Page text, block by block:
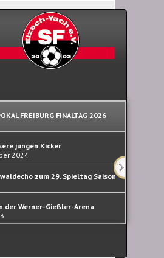
FREIBURG FINALTAG 2026
jungen Kicker
2024
zum 29. Spieltag Saison
2023
der Werner-Gießler-Arena